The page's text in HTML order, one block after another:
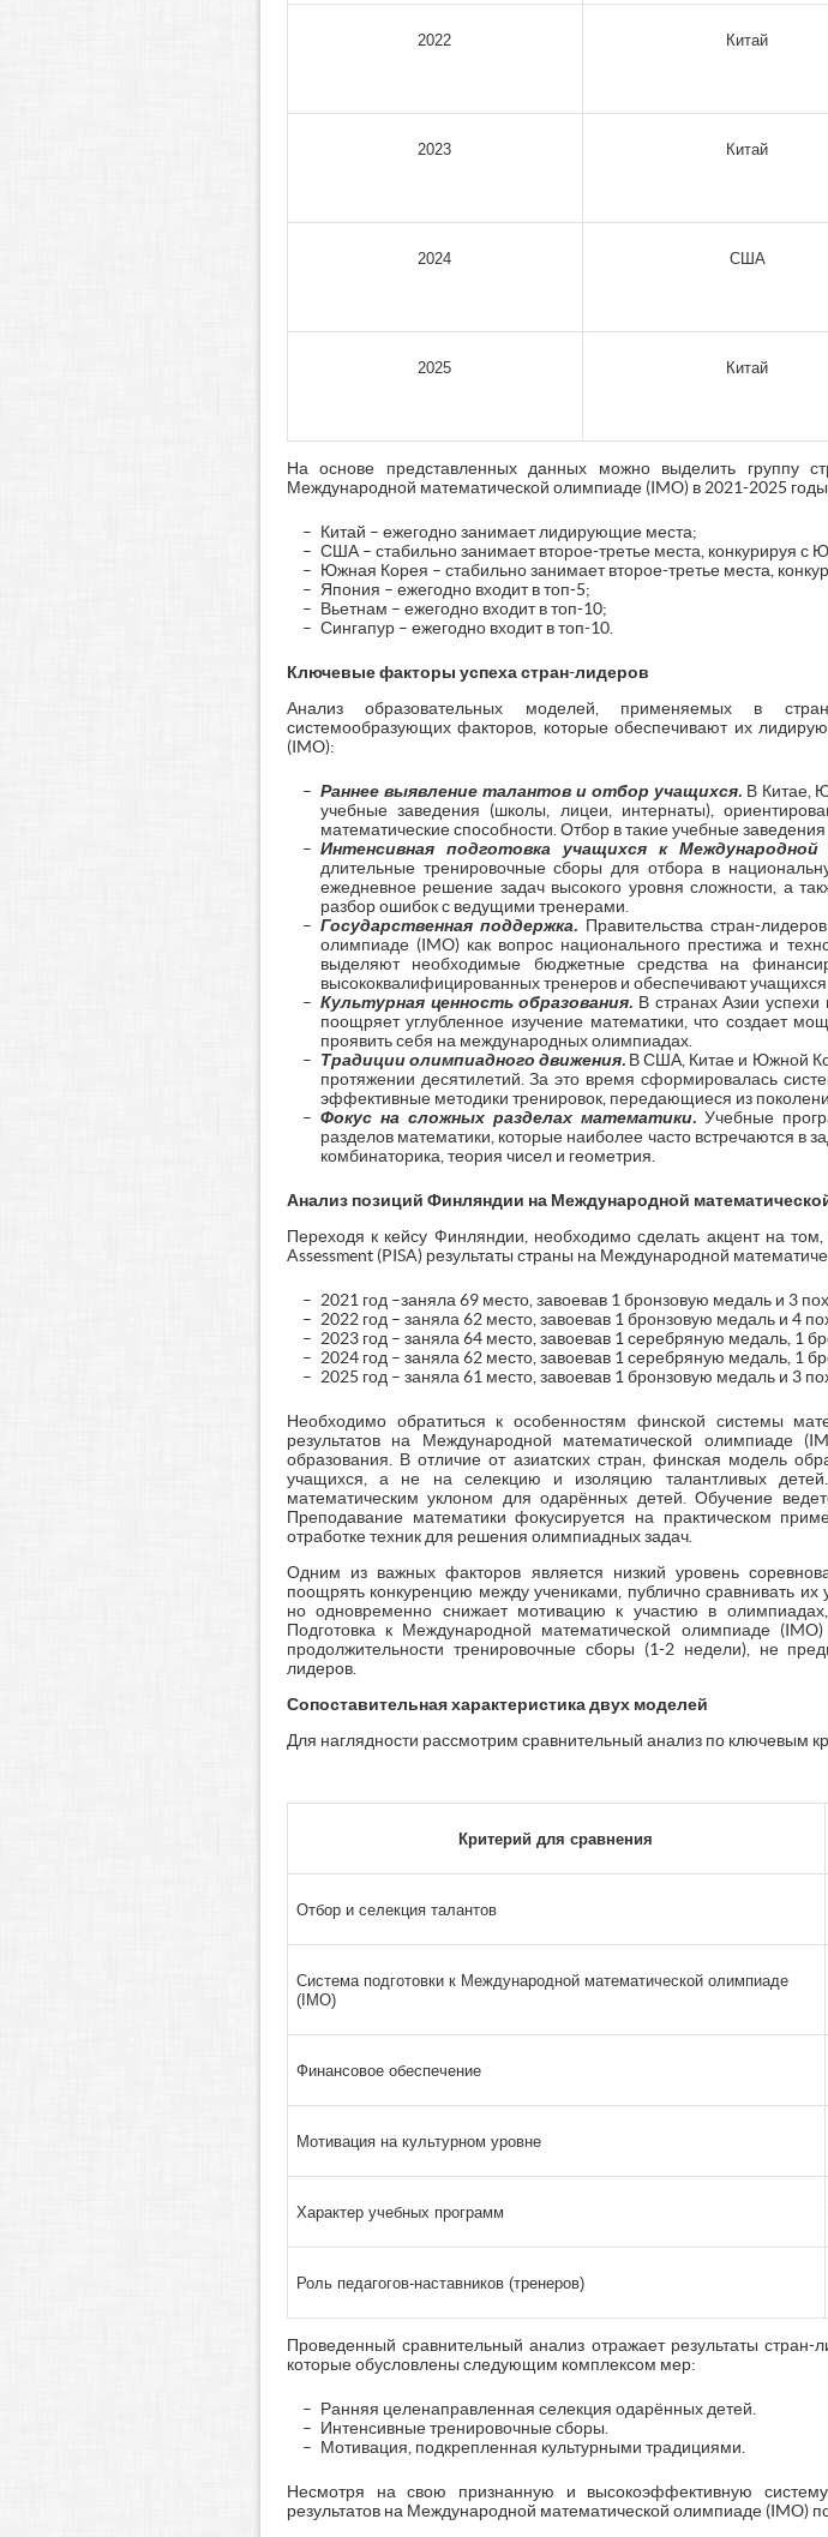
2022 Китай
2023 Китай
2024 США
2025 Китай
На основе представленных данных можно выделить группу
Международной математической олимпиаде (IMO) в 2021-2025
Китай – ежегодно занимает лидирующие места;
США – стабильно занимает второе-третье места, конкурируя с
Южная Корея – стабильно занимает второе-третье места,
Япония – ежегодно входит в топ-5;
Вьетнам – ежегодно входит в топ-10;
Сингапур – ежегодно входит в топ-10.
Ключевые факторы успеха стран-лидеров
Анализ образовательных моделей, применяемых в
системообразующих факторов, которые обеспечивают их
(IMO):
Раннее выявление талантов и отбор учащихся.В Китае,
учебные заведения (школы, лицеи, интернаты),
математические способности. Отбор в такие учебные
Интенсивная подготовка учащихся к
длительные тренировочные сборы для отбора в
ежедневное решение задач высокого уровня сложности, а
разбор ошибок с ведущими тренерами.
Государственная поддержка. Правительства стран-
олимпиаде (IMO) как вопрос национального престижа и
выделяют необходимые бюджетные средства на
высококвалифицированных тренеров и обеспечивают
Культурная ценность образования. В странах Азии
поощряет углубленное изучение математики, что создает
проявить себя на международных олимпиадах.
Традиции олимпиадного движения. В США, Китае и Южной
протяжении десятилетий. За это время сформировалась
эффективные методики тренировок, передающиеся из
Фокус на сложных разделах математики.Учебные
разделов математики, которые наиболее часто встречаются
комбинаторика, теория чисел и геометрия.
Анализ позиций Финляндии на Международной
Переходя к кейсу Финляндии, необходимо сделать акцент на
Assessment (PISA) результаты страны на Международной
2021 год –заняла 69 место, завоевав 1 бронзовую медаль и 3
2022 год – заняла 62 место, завоевав 1 бронзовую медаль и 4
2023 год – заняла 64 место, завоевав 1 серебряную медаль, 1
2024 год – заняла 62 место, завоевав 1 серебряную медаль, 1
2025 год – заняла 61 место, завоевав 1 бронзовую медаль и 3
Необходимо обратиться к особенностям финской системы
результатов на Международной математической олимпиаде
образования. В отличие от азиатских стран, финская модель
учащихся, а не на селекцию и изоляцию талантливых
математическим уклоном для одарённых детей. Обучение
Преподавание математики фокусируется на практическом
отработке техник для решения олимпиадных задач.
Одним из важных факторов является низкий уровень
поощрять конкуренцию между учениками, публично сравнивать
но одновременно снижает мотивацию к участию в
Подготовка к Международной математической олимпиаде
продолжительности тренировочные сборы (1-2 недели), не
лидеров.
Сопоставительная характеристика двух моделей
Для наглядности рассмотрим сравнительный анализ по ключевым
Критерий для сравнения
Отбор и селекция талантов
Система подготовки к Международной математической олимпиаде
(IMO)
Финансовое обеспечение
Мотивация на культурном уровне
Характер учебных программ
Роль педагогов-наставников (тренеров)
Проведенный сравнительный анализ отражает результаты
которые обусловлены следующим комплексом мер:
Ранняя целенаправленная селекция одарённых детей.
Интенсивные тренировочные сборы.
Мотивация, подкрепленная культурными традициями.
Несмотря на свою признанную и высокоэффективную
результатов на Международной математической олимпиаде (IMO)